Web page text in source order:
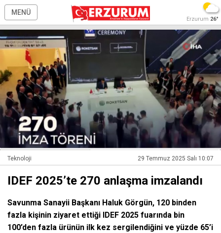
MENÜ
Erzurum 26°
Teknoloji 29 Temmuz 2025 Salı 10:07
IDEF 2025’te 270 anlaşma imzalandı
Savunma Sanayii Başkanı Haluk Görgün, 120 binden
fazla kişinin ziyaret ettiği IDEF 2025 fuarında bin
100’den fazla ürünün ilk kez sergilendiğini ve yüzde 65’i